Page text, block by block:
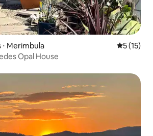
Merimbula 5 de uma
5 (15)
Opal House